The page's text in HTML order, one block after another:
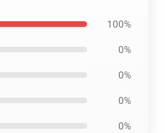
100%
0%
0%
0%
0%